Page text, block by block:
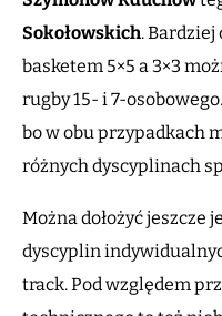
Sokołowskich. Bardziej
basketem 5×5 a 3×3
rugby 15- i 7-
bo w obu przypadkach
różnych dyscyplinach
Można dołożyć jeszcze
dyscyplin
track. Pod względem